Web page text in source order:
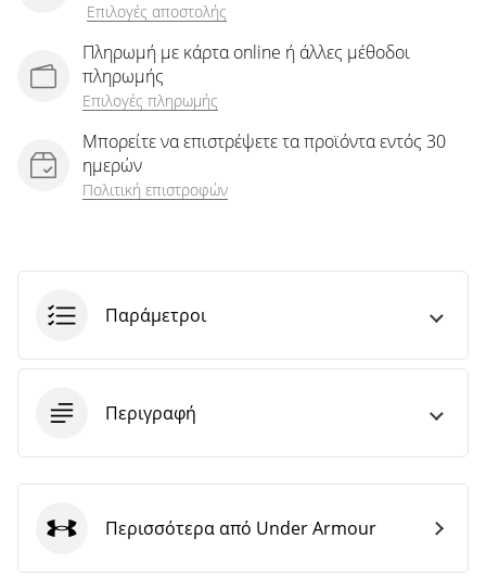
Επιλογές αποστολής
Πληρωμή με κάρτα online ή άλλες μέθοδοι
πληρωμής
Επιλογές πληρωμής
Μπορείτε να επιστρέψετε τα προϊόντα εντός 30
ημερών
Πολιτική επιστροφών
Παράμετροι
Περιγραφή
Under Armour
Περισσότερα από Under Armour